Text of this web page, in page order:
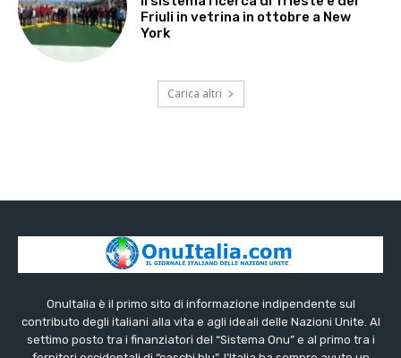
Friuli in vetrina in ottobre a New
York
Carica altri
OnuItalia è il primo sito di informazione indipendente sul
contributo degli italiani alla vita e agli ideali delle Nazioni Unite. Al
settimo posto tra i finanziatori del “Sistema Onu” e al primo tra i